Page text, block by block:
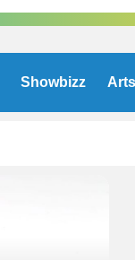
Showbizz